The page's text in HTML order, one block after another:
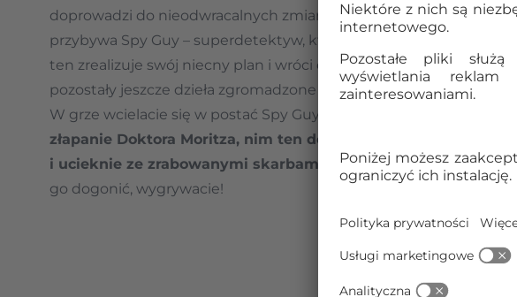
doprowadzi do nieodwracalnych zmian w historii świata! Z
przybywa Spy Guy – superdetektyw, który pomoże ująć złoczyńcę,
ten zrealizuje swój niecny plan i wróci do naszych czasów. Na
pozostały jeszcze dzieła zgromadzone w Rzymskim Forum.
W grze wcielacie się w postać Spy Guya.
złapanie Doktora Moritza, nim ten dostanie się do Rzymskiego
i ucieknie ze zrabowanymi skarbami do naszych czasów.Jeśli
go dogonić, wygrywacie!